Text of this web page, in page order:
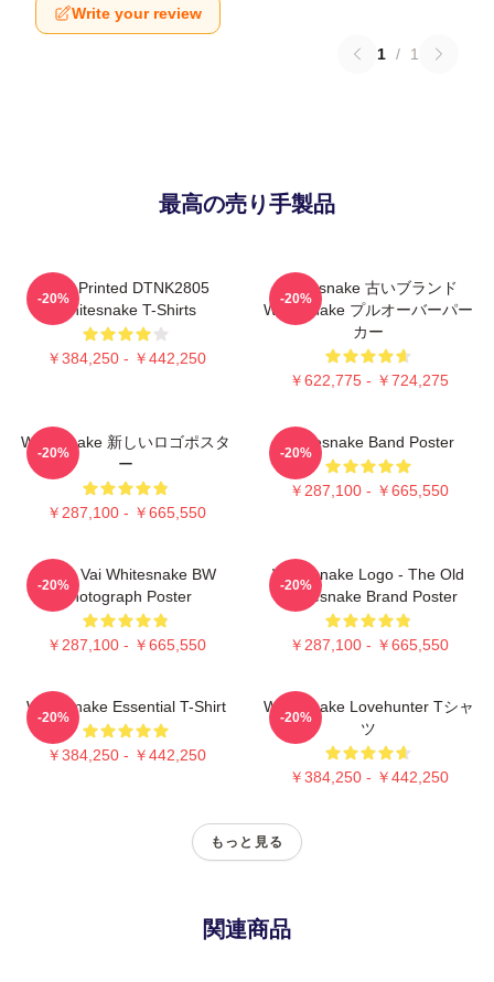
Write your review
1 / 1
最高の売り手製品
New Printed DTNK2805
Whitesnake T-Shirts
￥384,250 - ￥442,250
-20%
Whitesnake 古いブランド
Whitesnake プルオーバーパー
カー
￥622,775 - ￥724,275
-20%
Whitesnake 新しいロゴポスタ
ー
￥287,100 - ￥665,550
-20%
Whitesnake Band Poster
￥287,100 - ￥665,550
-20%
Steve Vai Whitesnake BW
Photograph Poster
￥287,100 - ￥665,550
-20%
Whitesnake Logo - The Old
Whitesnake Brand Poster
￥287,100 - ￥665,550
-20%
Whitesnake Essential T-Shirt
￥384,250 - ￥442,250
-20%
Whitesnake Lovehunter Tシャ
ツ
￥384,250 - ￥442,250
-20%
もっと見る
関連商品